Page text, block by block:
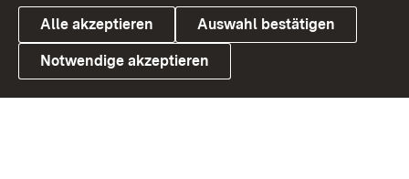
Link zum Landesportal
Alle akzeptieren Auswahl bestätigen
Notwendige akzeptieren